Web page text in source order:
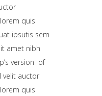
quis
ipsutis sem
amet nibh
version of
velit auctor
quis